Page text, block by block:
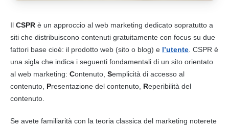
Il CSPR è un approccio al web marketing dedicato sopratutto a
siti che distribuiscono contenuti gratuitamente con focus su due
fattori base cioè: il prodotto web (sito o blog) e l’utente . CSPR è
una sigla che indica i seguenti fondamentali di un sito orientato
al web marketing: Contenuto, Semplicità di accesso al
contenuto Presentazione del contenuto Reperibilità del
contenuto
Se avete familiarità con la teoria classica del marketing noterete